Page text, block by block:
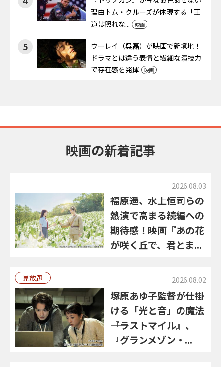
理由――トム・クルーズが体現する「王
道は照れな...
映画
5
ウーレイ（呉磊）が映画で新境地！
ドラマとは違う表情と繊細な演技力
で存在感を発揮
映画
映画の新着記事
2026.08.03
福原遥、水上恒司らの
熱演で高まる続編への
期待感！映画『あの花
が咲く丘で、君とま...
見放題 2026.08.02
塚原あゆ子監督が仕掛
ける「光と音」の魔法
――『ラストマイル』、
『グランメゾン・...